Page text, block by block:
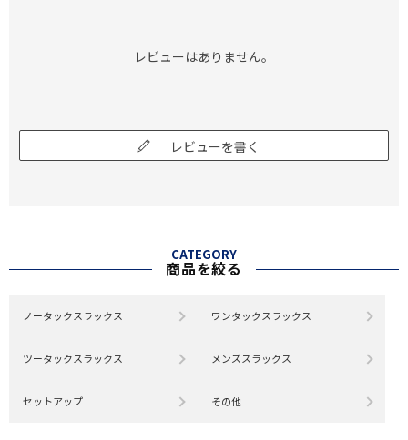
レビューはありません。
レビューを書く
CATEGORY
商品を絞る
ノータックスラックス ワンタックスラックス
ツータックスラックス メンズスラックス
セットアップ その他